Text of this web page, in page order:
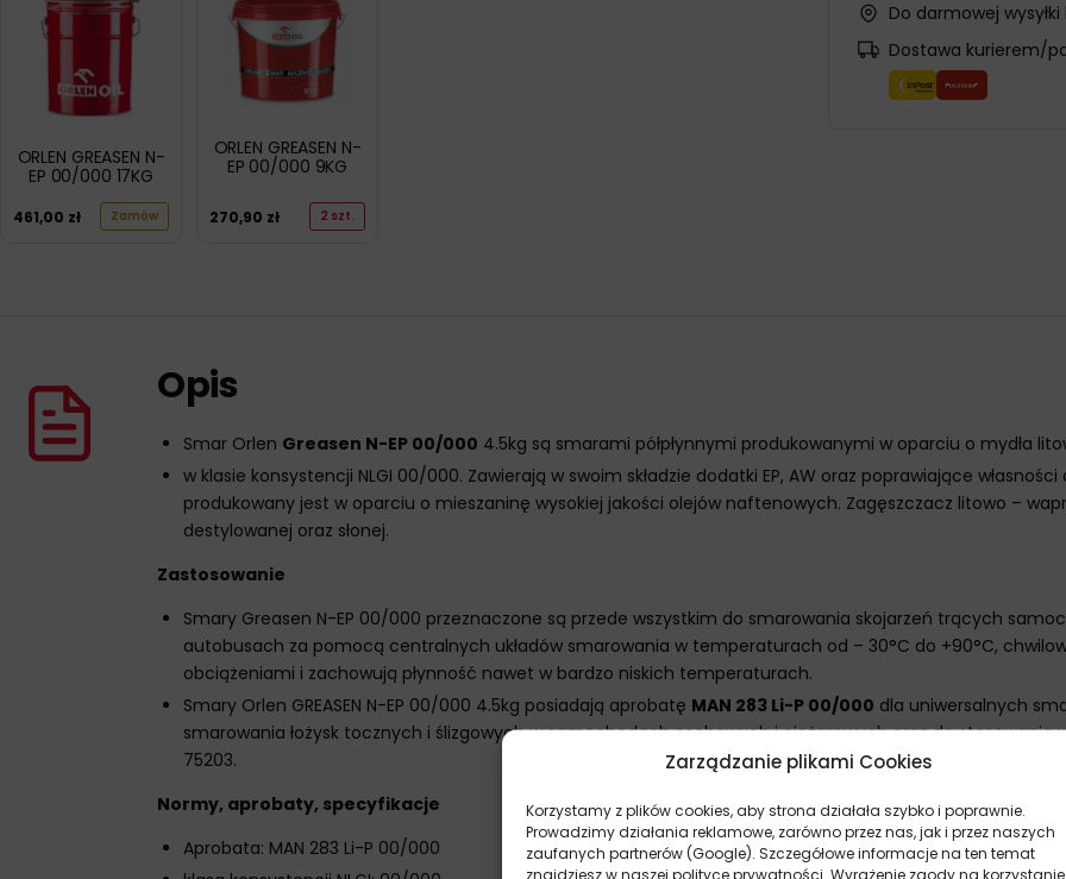
Zarządzanie plikami Cookies
Korzystamy z plików cookies, aby strona działała szybko i poprawnie.
Prowadzimy działania reklamowe, zarówno przez nas, jak i przez naszych
zaufanych partnerów (Google). Szczegółowe informacje na ten temat
znajdziesz w naszej polityce prywatności. Wyrażenie zgody na korzystanie
ORLEN GREASEN N-
EP 00/000 17KG
461,00 zł Zamów
ORLEN GREASEN N-
EP 00/000 9KG
270,90 zł 2 szt.
Do darmowej
Dostawa kurierem/
Opis
Smar Orlen Greasen N-EP 00/000 4.5kg są smarami półpłynnymi produkowanymi w oparciu o mydła
w klasie konsystencji NLGI 00/000. Zawierają w swoim składzie dodatki EP, AW oraz poprawiające
produkowany jest w oparciu o mieszaninę wysokiej jakości olejów naftenowych. Zagęszczacz litowo –
destylowanej oraz słonej.
Zastosowanie
Smary Greasen N-EP 00/000 przeznaczone są przede wszystkim do smarowania skojarzeń trących
autobusach za pomocą centralnych układów smarowania w temperaturach od – 30°C do +90°C,
obciążeniami i zachowują płynność nawet w bardzo niskich temperaturach.
Smary Orlen GREASEN N-EP 00/000 4.5kg posiadają aprobatę MAN 283 Li-P 00/000 dla uniwersalnych
smarowania łożysk tocznych i ślizgowych w samochodach osobowych i ciężarowych oraz do
75203.
Normy, aprobaty, specyfikacje
Aprobata: MAN 283 Li-P 00/000